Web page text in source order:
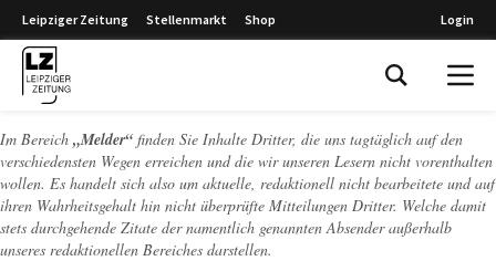
Leipziger Zeitung Stellenmarkt Shop Login
Im Bereich „Melder“ finden Sie Inhalte Dritter, die uns tagtäglich auf den
verschiedensten Wegen erreichen und die wir unseren Lesern nicht vorenthalten
wollen. Es handelt sich also um aktuelle, redaktionell nicht bearbeitete und auf
ihren Wahrheitsgehalt hin nicht überprüfte Mitteilungen Dritter. Welche damit
stets durchgehende Zitate der namentlich genannten Absender außerhalb
unseres redaktionellen Bereiches darstellen.